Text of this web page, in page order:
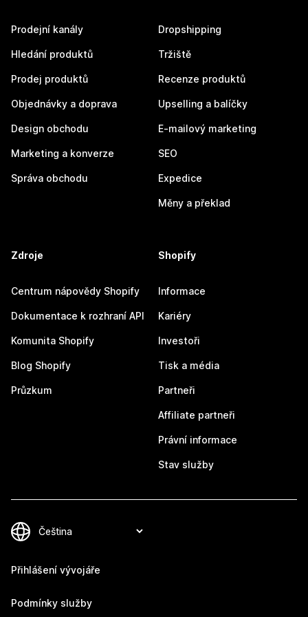
Prodejní kanály
Hledání produktů
Prodej produktů
Objednávky a doprava
Design obchodu
Marketing a konverze
Správa obchodu
Dropshipping
Tržiště
Recenze produktů
Upselling a balíčky
E-mailový marketing
SEO
Expedice
Měny a překlad
Zdroje
Centrum nápovědy Shopify
Dokumentace k rozhraní API
Komunita Shopify
Blog Shopify
Průzkum
Shopify
Informace
Kariéry
Investoři
Tisk a média
Partneři
Affiliate partneři
Právní informace
Stav služby
Přihlášení vývojáře
Podmínky služby